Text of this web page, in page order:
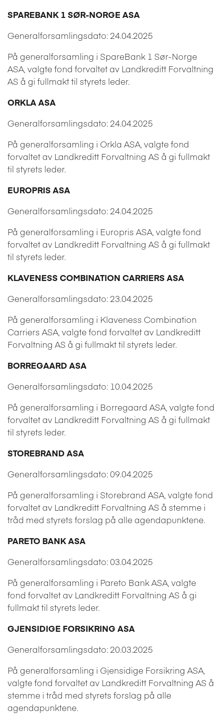
SPAREBANK 1 SØR-NORGE ASA
Generalforsamlingsdato: 24.04.2025
På generalforsamling i SpareBank 1 Sør-Norge
ASA, valgte fond forvaltet av Landkreditt Forvaltning
AS å gi fullmakt til styrets leder.
ORKLA ASA
Generalforsamlingsdato: 24.04.2025
På generalforsamling i Orkla ASA, valgte fond
forvaltet av Landkreditt Forvaltning AS å gi fullmakt
til styrets leder.
EUROPRIS ASA
Generalforsamlingsdato: 24.04.2025
På generalforsamling i Europris ASA, valgte fond
forvaltet av Landkreditt Forvaltning AS å gi fullmakt
til styrets leder.
KLAVENESS COMBINATION CARRIERS ASA
Generalforsamlingsdato: 23.04.2025
På generalforsamling i Klaveness Combination
Carriers ASA, valgte fond forvaltet av Landkreditt
Forvaltning AS å gi fullmakt til styrets leder.
BORREGAARD ASA
Generalforsamlingsdato: 10.04.2025
På generalforsamling i Borregaard ASA, valgte fond
forvaltet av Landkreditt Forvaltning AS å gi fullmakt
til styrets leder.
STOREBRAND ASA
Generalforsamlingsdato: 09.04.2025
På generalforsamling i Storebrand ASA, valgte fond
forvaltet av Landkreditt Forvaltning AS å stemme i
tråd med styrets forslag på alle agendapunktene.
PARETO BANK ASA
Generalforsamlingsdato: 03.04.2025
På generalforsamling i Pareto Bank ASA, valgte
fond forvaltet av Landkreditt Forvaltning AS å gi
fullmakt til styrets leder.
GJENSIDIGE FORSIKRING ASA
Generalforsamlingsdato: 20.03.2025
På generalforsamling i Gjensidige Forsikring ASA,
valgte fond forvaltet av Landkreditt Forvaltning AS å
stemme i tråd med styrets forslag på alle
agendapunktene.